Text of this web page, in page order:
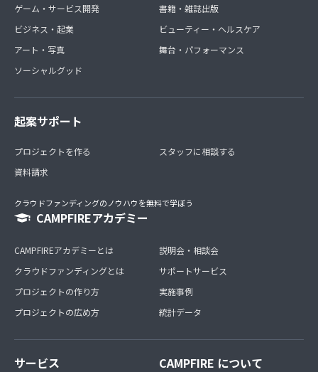
ゲーム・サービス開発
ビジネス・起業
アート・写真
ソーシャルグッド
書籍・雑誌出版
ビューティー・ヘルスケア
舞台・パフォーマンス
起案サポート
プロジェクトを作る
資料請求
スタッフに相談する
クラウドファンディングのノウハウを無料で学ぼう
CAMPFIREアカデミー
CAMPFIREアカデミーとは
クラウドファンディングとは
プロジェクトの作り方
プロジェクトの広め方
説明会・相談会
サポートサービス
実施事例
統計データ
サービス CAMPFIRE について